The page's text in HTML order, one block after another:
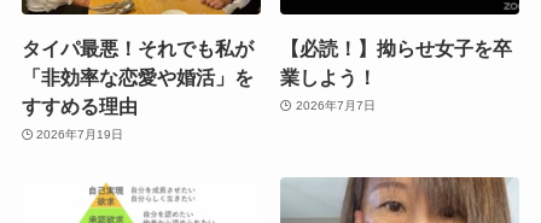
タイパ最悪！それでも私が
「非効率な恋愛や婚活」を
すすめる理由
2026年7月19日
【必読！】拗らせ女子を卒
業しよう！
2026年7月7日